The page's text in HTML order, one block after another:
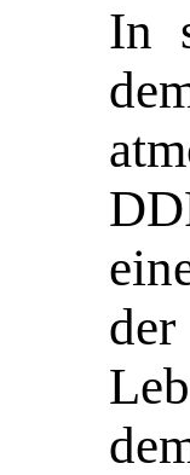
In